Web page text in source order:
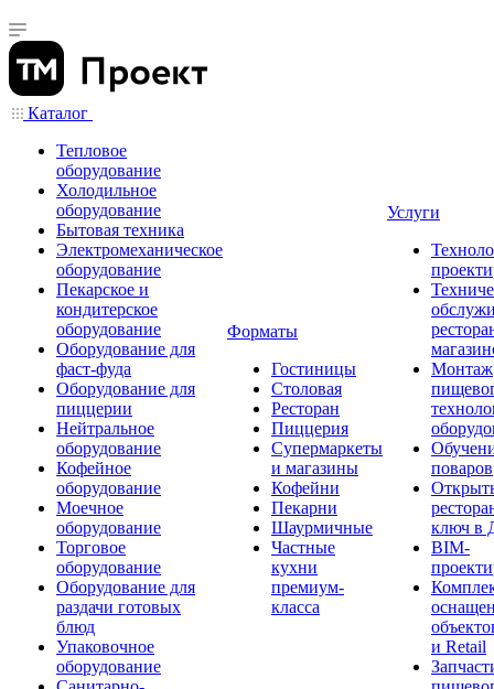
Каталог
Тепловое
оборудование
Холодильное
оборудование
Бытовая техника
Электромеханическое
оборудование
Пекарское и
кондитерское
оборудование
Оборудование для
фаст-фуда
Оборудование для
пиццерии
Нейтральное
оборудование
Кофейное
оборудование
Моечное
оборудование
Торговое
оборудование
Оборудование для
раздачи готовых
блюд
Упаковочное
оборудование
Форматы
Гостиницы
Столовая
Ресторан
Пиццерия
Супермаркеты
и магазины
Кофейни
Пекарни
Шаурмичные
Частные
кухни
премиум-
класса
Услуги
Монтаж
поваров
ключ в
BIM-
и Retail